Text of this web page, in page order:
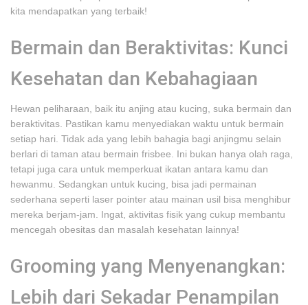
kita mendapatkan yang terbaik!
Bermain dan Beraktivitas: Kunci
Kesehatan dan Kebahagiaan
Hewan peliharaan, baik itu anjing atau kucing, suka bermain dan
beraktivitas. Pastikan kamu menyediakan waktu untuk bermain
setiap hari. Tidak ada yang lebih bahagia bagi anjingmu selain
berlari di taman atau bermain frisbee. Ini bukan hanya olah raga,
tetapi juga cara untuk memperkuat ikatan antara kamu dan
hewanmu. Sedangkan untuk kucing, bisa jadi permainan
sederhana seperti laser pointer atau mainan usil bisa menghibur
mereka berjam-jam. Ingat, aktivitas fisik yang cukup membantu
mencegah obesitas dan masalah kesehatan lainnya!
Grooming yang Menyenangkan:
Lebih dari Sekadar Penampilan